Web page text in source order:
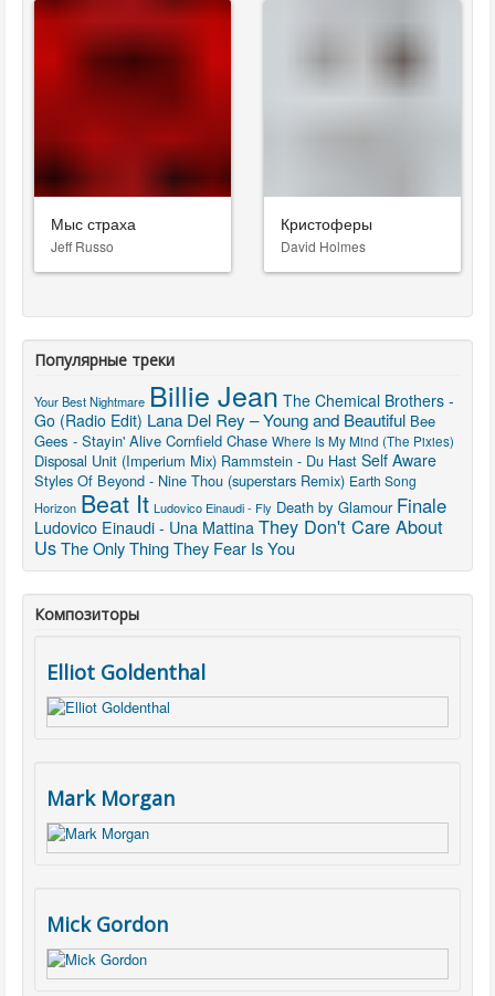
Мыс страха
Jeff Russo
Кристоферы
David Holmes
Популярные треки
Your Best Nightmare Billie Jean The Chemical Brothers -
Go (Radio Edit) Lana Del Rey – Young and Beautiful Bee
Gees - Stayin' Alive Cornfield Chase Where Is My Mind (The Pixies)
Disposal Unit (Imperium Mix) Rammstein - Du Hast Self Aware
Styles Of Beyond - Nine Thou (superstars Remix) Earth Song
Horizon Beat It Ludovico Einaudi - Fly Death by Glamour Finale
Ludovico Einaudi - Una MattinaThey Don't Care About
UsThe Only Thing They Fear Is You
Композиторы
Elliot Goldenthal
Mark Morgan
Mick Gordon